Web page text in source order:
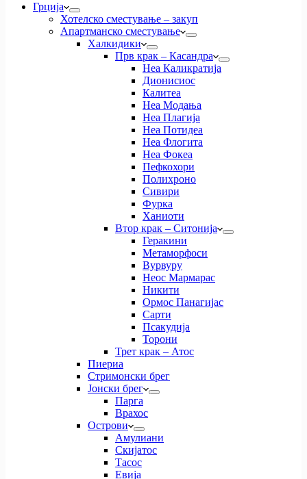
Грција
Хотелско сместување – закуп
Апартманско сместување
Халкидики
Прв крак – Касандра
Неа Каликратија
Дионисиос
Калитеа
Неа Модања
Неа Плагија
Неа Потидеа
Неа Флогита
Неа Фокеа
Пефкохори
Полихроно
Сивири
Фурка
Ханиоти
Втор крак – Ситонија
Геракини
Метаморфоси
Вурвуру
Неос Мармарас
Никити
Ормос Панагијас
Сарти
Псакудија
Торони
Трет крак – Атос
Пиериа
Стримонски брег
Јонски брег
Парга
Врахос
Острови
Амулиани
Скијатос
Тасос
Евија